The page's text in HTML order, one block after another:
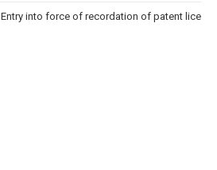
Entry into force of recordation of patent